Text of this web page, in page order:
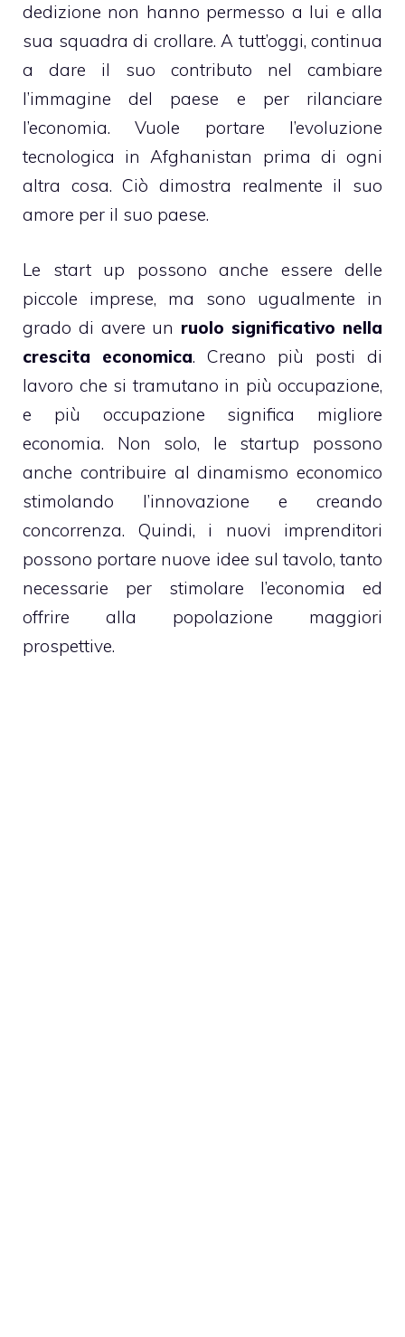
dedizione non hanno permesso a lui e alla
sua squadra di crollare. A tutt’oggi, continua
a dare il suo contributo nel cambiare
l’immagine del paese e per rilanciare
l’economia. Vuole portare l’evoluzione
tecnologica in Afghanistan prima di ogni
altra cosa. Ciò dimostra realmente il suo
amore per il suo paese.
Le start up possono anche essere delle
piccole imprese, ma sono ugualmente in
grado di avere un ruolo significativo nella
crescita economica. Creano più posti di
lavoro che si tramutano in più occupazione,
e più occupazione significa migliore
economia. Non solo, le startup possono
anche contribuire al dinamismo economico
stimolando l’innovazione e creando
concorrenza. Quindi, i nuovi imprenditori
possono portare nuove idee sul tavolo, tanto
necessarie per stimolare l’economia ed
offrire alla popolazione maggiori
prospettive.